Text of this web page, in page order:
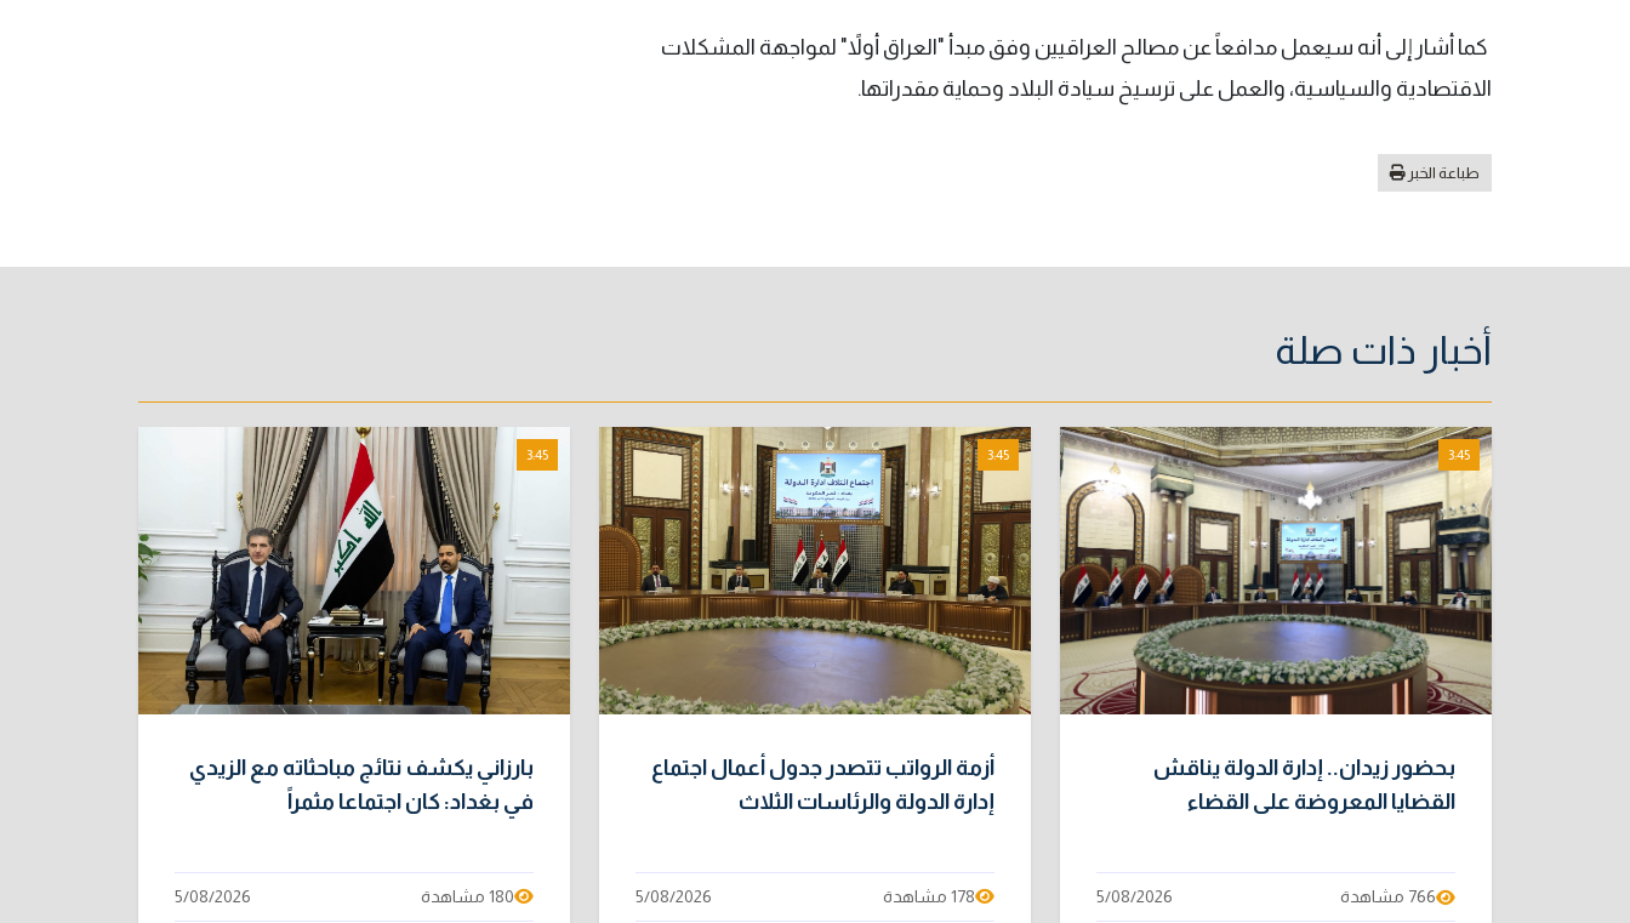
كما أشار إلى أنه سيعمل مدافعاً عن مصالح العراقيين وفق مبدأ "العراق أولاً" لمواجهة المشكلات
الاقتصادية والسياسية، والعمل على ترسيخ سيادة البلاد وحماية مقدراتها.
طباعة الخبر
أخبار ذات صلة
3:45
بحضور زيدان.. إدارة الدولة يناقش
القضايا المعروضة على القضاء
766 مشاهدة 5/08/2026
3:45
أزمة الرواتب تتصدر جدول أعمال اجتماع
إدارة الدولة والرئاسات الثلاث
178 مشاهدة 5/08/2026
3:45
بارزاني يكشف نتائج مباحثاته مع الزيدي
في بغداد: كان اجتماعا مثمراً
180 مشاهدة 5/08/2026